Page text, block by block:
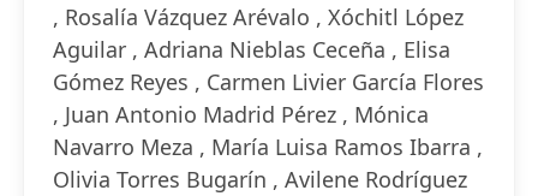
, Rosalía Vázquez Arévalo , Xóchitl López
Aguilar , Adriana Nieblas Ceceña , Elisa
Gómez Reyes , Carmen Livier García Flores
, Juan Antonio Madrid Pérez , Mónica
Navarro Meza , María Luisa Ramos Ibarra ,
Olivia Torres Bugarín , Avilene Rodríguez